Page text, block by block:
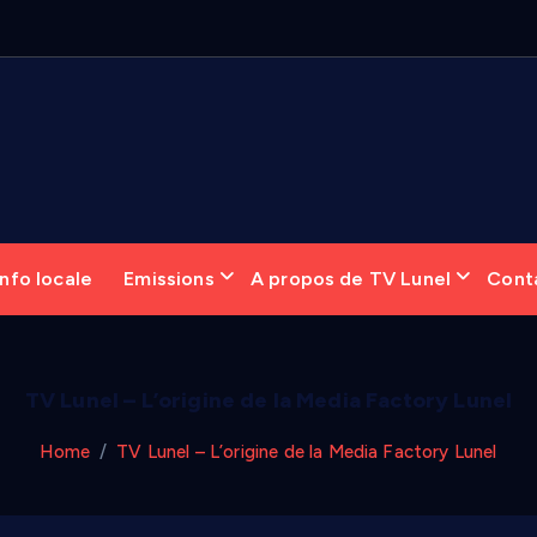
locale Emissions A propos de TV Lunel
TV Lunel – L’origine de la Media Factory Lunel
Home TV Lunel – L’origine de la Media Factory Lunel